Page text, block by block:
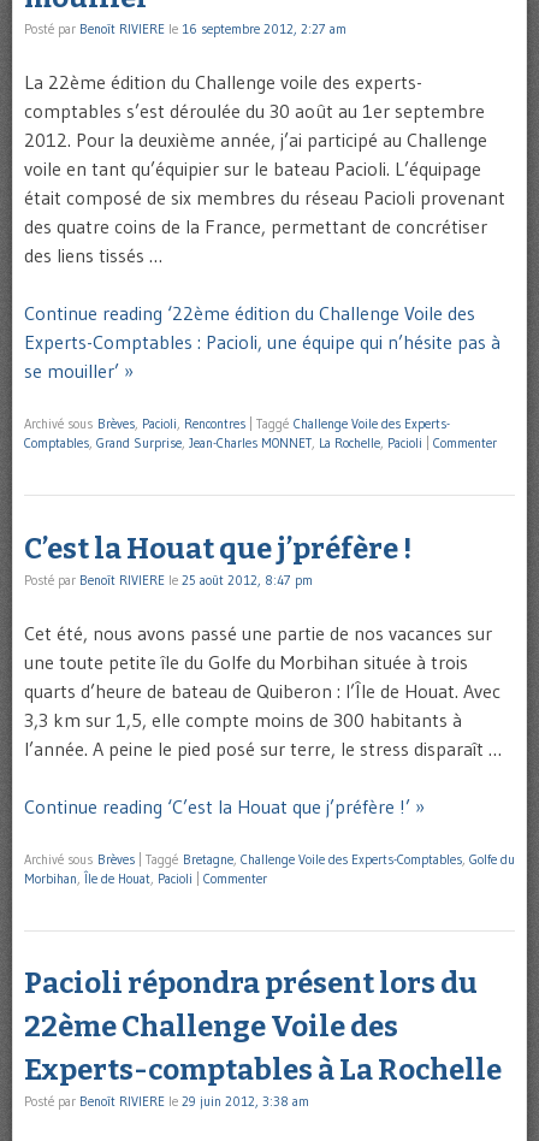
Posté par Benoît RIVIERE le 16 septembre 2012, 2:27 am
La 22ème édition du Challenge voile des experts-
comptables s’est déroulée du 30 août au 1er septembre
2012. Pour la deuxième année, j’ai participé au Challenge
voile en tant qu’équipier sur le bateau Pacioli. L’équipage
était composé de six membres du réseau Pacioli provenant
des quatre coins de la France, permettant de concrétiser
des liens tissés …
Continue reading ‘22ème édition du Challenge Voile des
Experts-Comptables : Pacioli, une équipe qui n’hésite pas à
se mouiller’ »
Archivé sous Brèves, Pacioli, Rencontres Taggé Challenge Voile des Experts-
Comptables, Grand Surprise, Jean-Charles MONNET, La Rochelle, Pacioli Commenter
C’est la Houat que j’préfère !
Posté par Benoît RIVIERE le 25 août 2012, 8:47 pm
Cet été, nous avons passé une partie de nos vacances sur
une toute petite île du Golfe du Morbihan située à trois
quarts d’heure de bateau de Quiberon : l’Île de Houat. Avec
3,3 km sur 1,5, elle compte moins de 300 habitants à
l’année. A peine le pied posé sur terre, le stress disparaît …
Continue reading ‘C’est la Houat que j’préfère !’ »
Archivé sous Brèves Taggé Bretagne Challenge Voile des Experts-Comptables Golfe du
Morbihan Île de Houat Pacioli Commenter
Pacioli répondra présent lors du
22ème Challenge Voile des
Experts-comptables à La Rochelle
Posté par Benoît RIVIERE le 29 juin 2012, 3:38 am